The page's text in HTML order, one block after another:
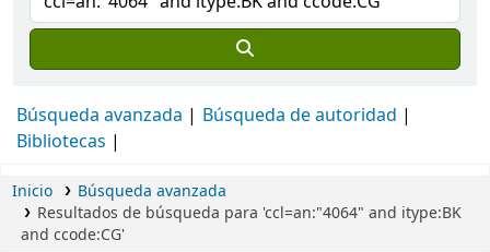
Búsqueda avanzada
Búsqueda de autoridad
Bibliotecas
Inicio
Búsqueda avanzada
Resultados de búsqueda para 'ccl=an:"4064" and itype:BK
and ccode:CG'